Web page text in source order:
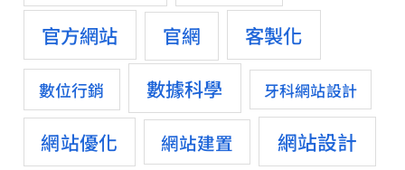
官方網站 官網 客製化
數位行銷 數據科學 牙科網站設計
網站優化 網站建置
網站設計